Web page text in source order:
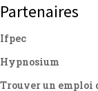
Partenaires
Ifpec
Hypnosium
Trouver un emploi